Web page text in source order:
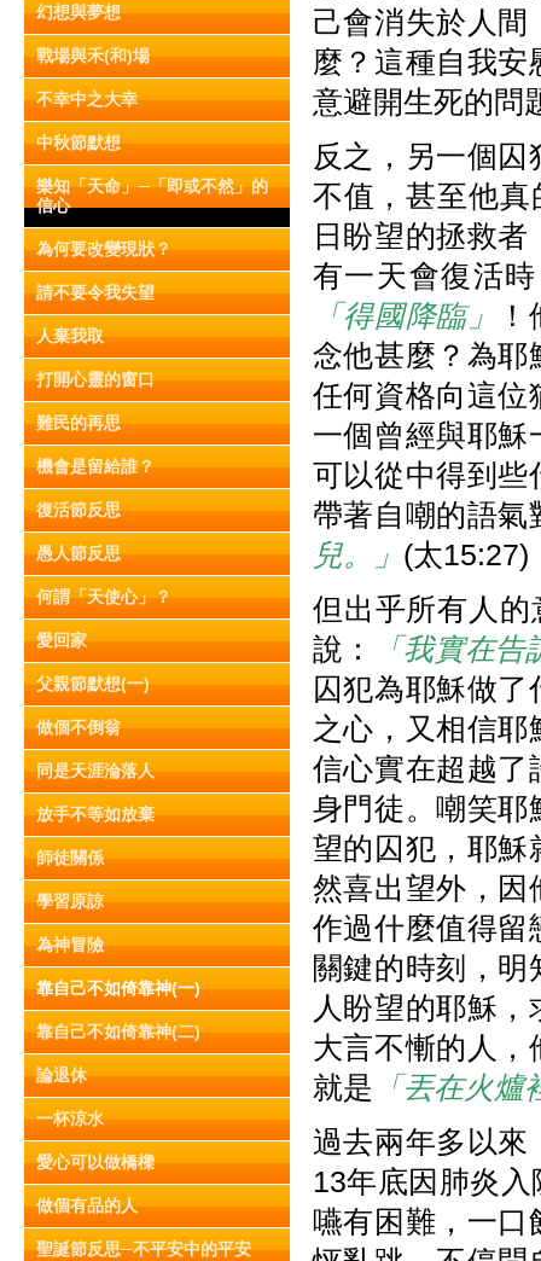
幻想與夢想
戰場與禾(和)場
不幸中之大幸
中秋節默想
樂知「天命」─「即或不然」的
信心
為何要改變現狀？
請不要令我失望
人棄我取
打開心靈的窗口
難民的再思
機會是留給誰？
復活節反思
愚人節反思
何謂「天使心」？
愛回家
父親節默想(一)
做個不倒翁
同是天涯淪落人
放手不等如放棄
師徒關係
學習原諒
為神冒險
靠自己不如倚靠神(一)
靠自己不如倚靠神(二)
論退休
一杯涼水
愛心可以做橋樑
做個有品的人
聖誕節反思─不平安中的平安
己會消失於人間
麼？這種自我
意避開生死的問
反之，另一個
不值，甚至他
日盼望的拯救
有一天會復活
「得國降臨」
念他甚麼？為耶
任何資格向這位
一個曾經與耶穌
可以從中得到些
帶著自嘲的語氣
兒。」 (太15:27)
但出乎所有人
說：
「我實在
囚犯為耶穌做
之心，又相信
信心實在超越了
身門徒。嘲笑耶
望的囚犯，耶穌
然喜出望外，因
作過什麼值得留
關鍵的時刻，
人盼望的耶穌
大言不慚的人，
就是 「丟在火
過去兩年多以來
13年底因肺炎
嚥有困難，一口